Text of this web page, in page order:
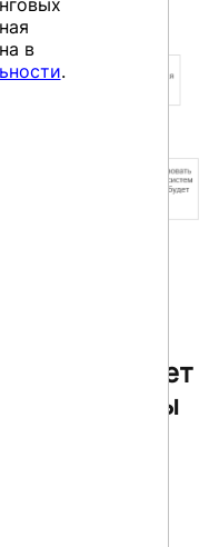
что
планирует
Как вы
в
.